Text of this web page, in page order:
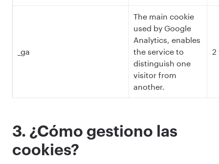
_ga
The main cookie
used by Google
Analytics, enables
the service to
distinguish one
visitor from
another.
2
3. ¿Cómo gestiono las
cookies?